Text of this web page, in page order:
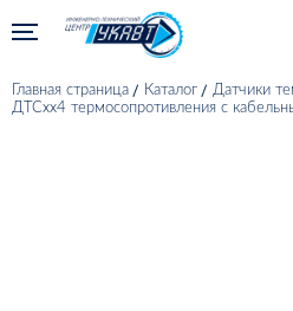
Главная страница Каталог
Датчики
ДТСхх4 термосопротивления с